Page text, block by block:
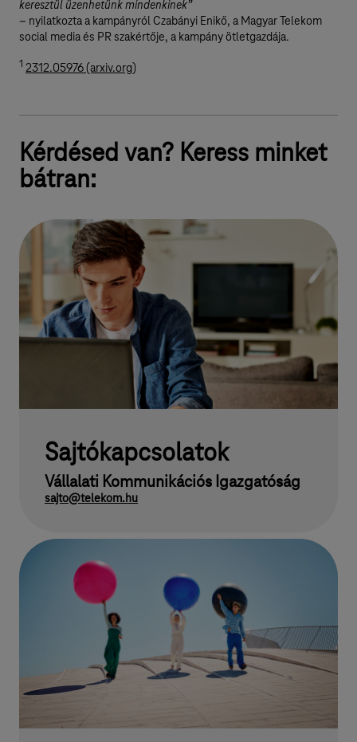
keresztül üzenhetünk mindenkinek”
– nyilatkozta a kampányról Czabányi Enikő, a Magyar Telekom
social media és PR szakértője, a kampány ötletgazdája.
1 2312.05976 (arxiv.org)
Kérdésed van? Keress minket
bátran:
Sajtókapcsolatok
Vállalati Kommunikációs Igazgatóság
sajto@telekom.hu